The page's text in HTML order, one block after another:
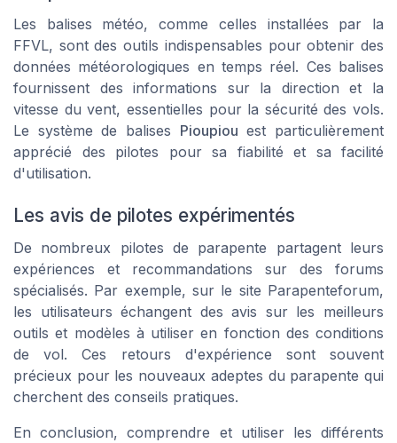
Les balises météo, comme celles installées par la
FFVL, sont des outils indispensables pour obtenir des
données météorologiques en temps réel. Ces balises
fournissent des informations sur la direction et la
vitesse du vent, essentielles pour la sécurité des vols.
Le système de balises Pioupiou est particulièrement
apprécié des pilotes pour sa fiabilité et sa facilité
d'utilisation.
Les avis de pilotes expérimentés
De nombreux pilotes de parapente partagent leurs
expériences et recommandations sur des forums
spécialisés. Par exemple, sur le site Parapenteforum,
les utilisateurs échangent des avis sur les meilleurs
outils et modèles à utiliser en fonction des conditions
de vol. Ces retours d'expérience sont souvent
précieux pour les nouveaux adeptes du parapente qui
cherchent des conseils pratiques.
En conclusion, comprendre et utiliser les différents